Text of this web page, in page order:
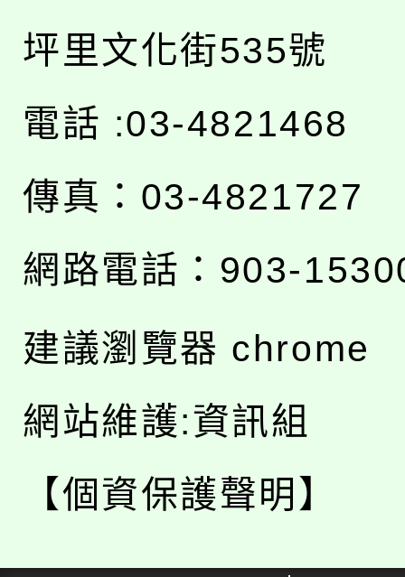
坪里文化街535號
電話 :03-4821468
傳真：03-4821727
網路電話：903-
建議瀏覽器 chrome
網站維護:資訊組
【個資保護聲明】